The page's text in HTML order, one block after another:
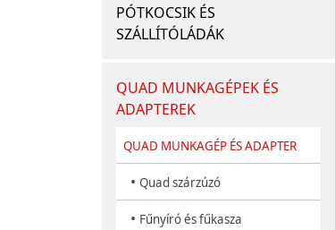
PÓTKOCSIK ÉS
SZÁLLÍTÓLÁDÁK
QUAD MUNKAGÉPEK ÉS
ADAPTEREK
QUAD MUNKAGÉP ÉS ADAPTER
• Quad szárzúzó
• Fűnyíró és fűkasza